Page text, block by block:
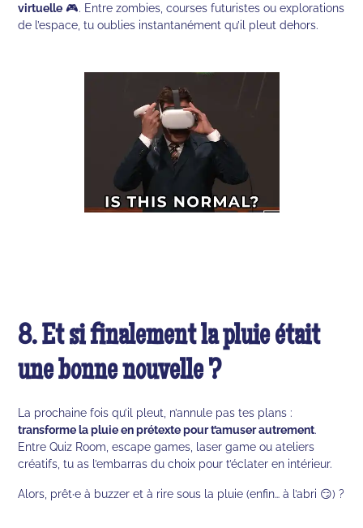
virtuelle 🎮. Entre zombies, courses futuristes ou explorations
de l’espace, tu oublies instantanément qu’il pleut dehors.
8. Et si finalement la pluie était
une bonne nouvelle ?
La prochaine fois qu’il pleut, n’annule pas tes plans :
transforme la pluie en prétexte pour t’amuser autrement.
Entre Quiz Room, escape games, laser game ou ateliers
créatifs, tu as l’embarras du choix pour t’éclater en intérieur.
Alors, prêt·e à buzzer et à rire sous la pluie (enfin… à l’abri 😏) ?